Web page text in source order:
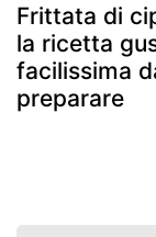
Frittata di
la ricetta
facilissima
preparare